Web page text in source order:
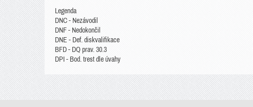
Legenda
DNC - Nezávodil
DNF - Nedokončil
DNE - Def. diskvalifikace
BFD - DQ prav. 30.3
DPI - Bod. trest dle úvahy